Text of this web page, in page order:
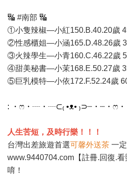
🔣 #南部 🔣
①小隻辣椒—小紅150.B.40.20歲
②性感櫃姐—小涵165.D.48.26歲
③火辣學生—小青160.C.46.22歲
④甜美秘書—小茉168.E.50.27歲
⑤巨乳模特—小依172.F.52.24歲
: ・ෆ・┈・┈⊂₍ •ᴥ• ₎⊃┈・┈・ෆ・
人生苦短，及時行樂！！！
台灣出差旅遊首選可馨外送茶 一
www.9440704.com 【註冊.回復.
唷！